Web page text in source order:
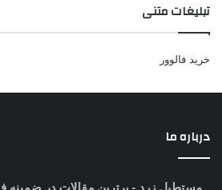
تبلیغات متنی
خرید فالوور
درباره ما